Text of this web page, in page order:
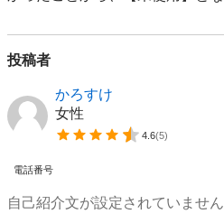
投稿者
かろすけ
女性
4.6(5)
電話番号
自己紹介文が設定されていません